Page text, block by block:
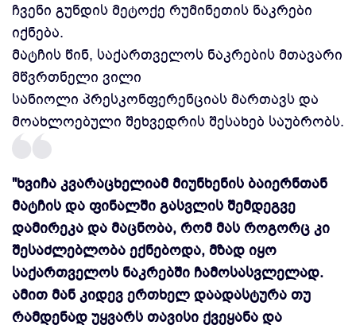
ჩვენი გუნდის მეტოქე რუმინეთის ნაკრები
იქნება.
მატჩის წინ, საქართველოს ნაკრების მთავარი
მწვრთნელი ვილი
სანიოლი პრესკონფერენციას მართავს და
მოახლოებული შეხვედრის შესახებ საუბრობს.
"ხვიჩა კვარაცხელიამ მიუნხენის ბაიერნთან
მატჩის და ფინალში გასვლის შემდეგვე
დამირეკა და მაცნობა, რომ მას როგორც კი
შესაძლებლობა ექნებოდა, მზად იყო
საქართველოს ნაკრებში ჩამოსასვლელად.
ამით მან კიდევ ერთხელ დაადასტურა თუ
რამდენად უყვარს თავისი ქვეყანა და